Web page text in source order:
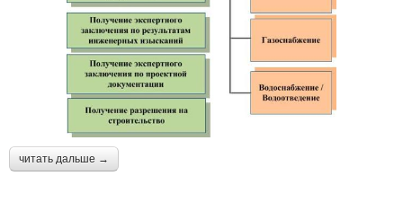
читать дальше →